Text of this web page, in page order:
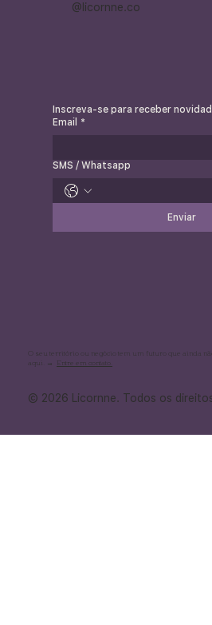
@licornne.co
Inscreva-se para receber
Email
*
SMS / Whatsapp
Enviar
O seu território ou negócio tem um futuro que ainda
aqui. → Entre em contato.
© 2026 Licornne. Todos os